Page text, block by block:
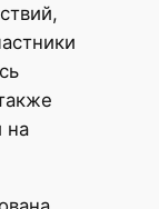
на